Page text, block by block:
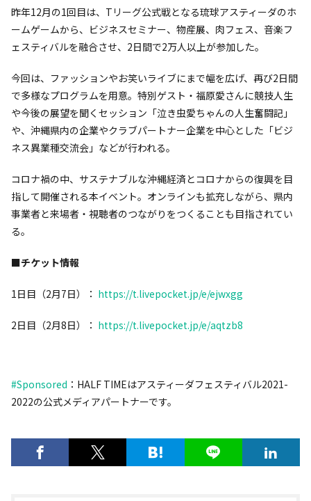
昨年12月の1回目は、Tリーグ公式戦となる琉球アスティーダのホ
ームゲームから、ビジネスセミナー、物産展、肉フェス、音楽フ
ェスティバルを融合させ、2日間で2万人以上が参加した。
今回は、ファッションやお笑いライブにまで幅を広げ、再び2日間
で多様なプログラムを用意。特別ゲスト・福原愛さんに競技人生
や今後の展望を聞くセッション「泣き虫愛ちゃんの人生奮闘記」
や、沖縄県内の企業やクラブパートナー企業を中心とした「ビジ
ネス異業種交流会」などが行われる。
コロナ禍の中、サステナブルな沖縄経済とコロナからの復興を目
指して開催される本イベント。オンラインも拡充しながら、県内
事業者と来場者・視聴者のつながりをつくることも目指されてい
る。
■チケット情報
1日目（2月7日）： https://t.livepocket.jp/e/ejwxgg
2日目（2月8日）： https://t.livepocket.jp/e/aqtzb8
#Sponsored ：HALF TIMEはアスティーダフェスティバル2021-
2022の公式メディアパートナーです。